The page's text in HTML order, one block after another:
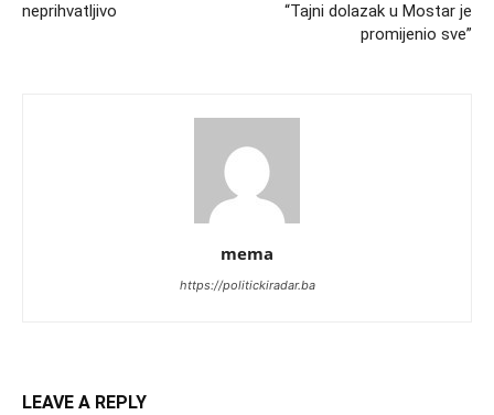
neprihvatljivo
“Tajni dolazak u Mostar je
promijenio sve”
mema
https://politickiradar.ba
LEAVE A REPLY